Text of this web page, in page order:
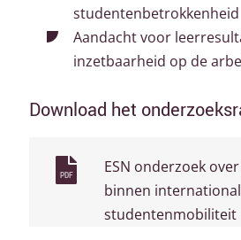
studentenbetrokkenheid
Aandacht voor
inzetbaarheid op de
Download het
PDF
ESN onderzoek
binnen
studentenmobiliteit